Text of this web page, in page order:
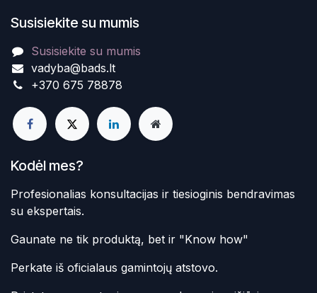
Susisiekite su mumis
Susisiekite su mumis
vadyba@bads.lt
+370 675 78878
Kodėl mes?
Profesionalias konsultacijas ir tiesioginis bendravimas
su ekspertais.
Gaunate ne tik produktą, bet ir "Know how"
Perkate iš oficialaus gamintojų atstovo.